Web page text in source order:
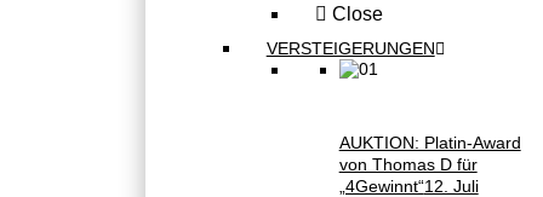
Close
VERSTEIGERUNGEN
AUKTION: Platin-Award
von Thomas D für
„4Gewinnt“12. Juli